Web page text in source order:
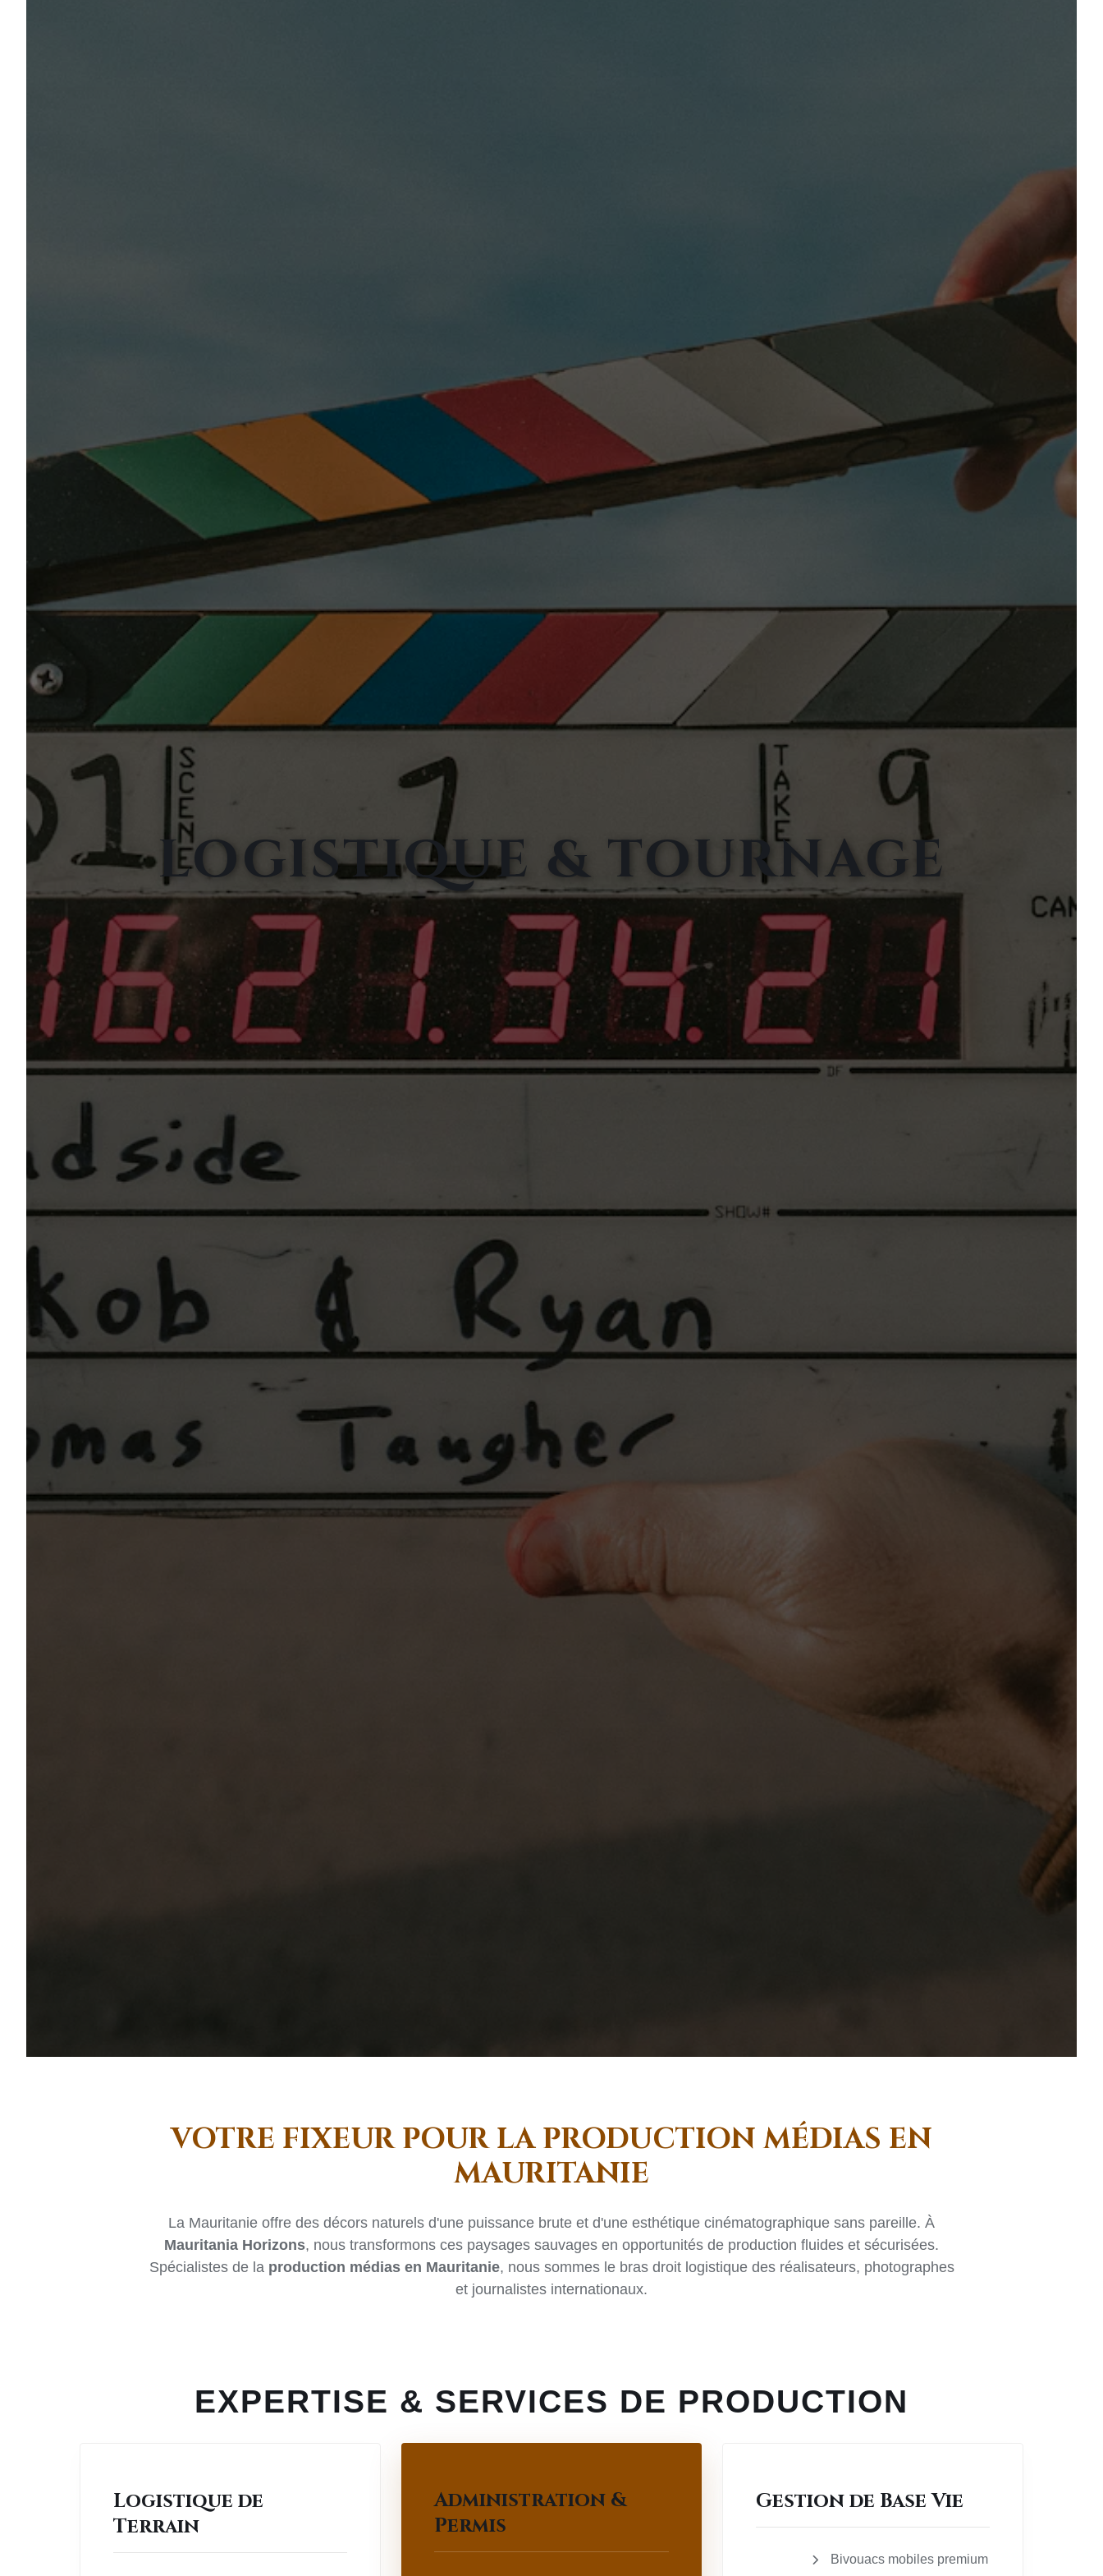
LOGISTIQUE & TOURNAGE
VOTRE FIXEUR POUR LA PRODUCTION MÉDIAS EN
MAURITANIE
La Mauritanie offre des décors naturels d'une puissance brute et d'une esthétique cinématographique sans pareille. À
Mauritania Horizons, nous transformons ces paysages sauvages en opportunités de production fluides et sécurisées.
Spécialistes de la production médias en Mauritanie, nous sommes le bras droit logistique des réalisateurs, photographes
et journalistes internationaux.
EXPERTISE & SERVICES DE PRODUCTION
Logistique de
Terrain
Administration &
Permis
Gestion de Base Vie
Bivouacs mobiles premium